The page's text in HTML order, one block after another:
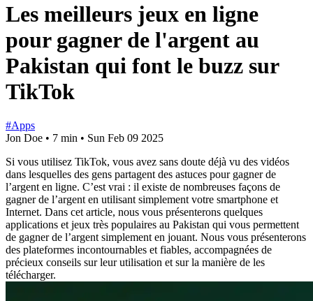
Les meilleurs jeux en ligne
pour gagner de l'argent au
Pakistan qui font le buzz sur
TikTok
#Apps
Jon Doe • 7 min • Sun Feb 09 2025
Si vous utilisez TikTok, vous avez sans doute déjà vu des vidéos
dans lesquelles des gens partagent des astuces pour gagner de
l’argent en ligne. C’est vrai : il existe de nombreuses façons de
gagner de l’argent en utilisant simplement votre smartphone et
Internet. Dans cet article, nous vous présenterons quelques
applications et jeux très populaires au Pakistan qui vous permettent
de gagner de l’argent simplement en jouant. Nous vous présenterons
des plateformes incontournables et fiables, accompagnées de
précieux conseils sur leur utilisation et sur la manière de les
télécharger.